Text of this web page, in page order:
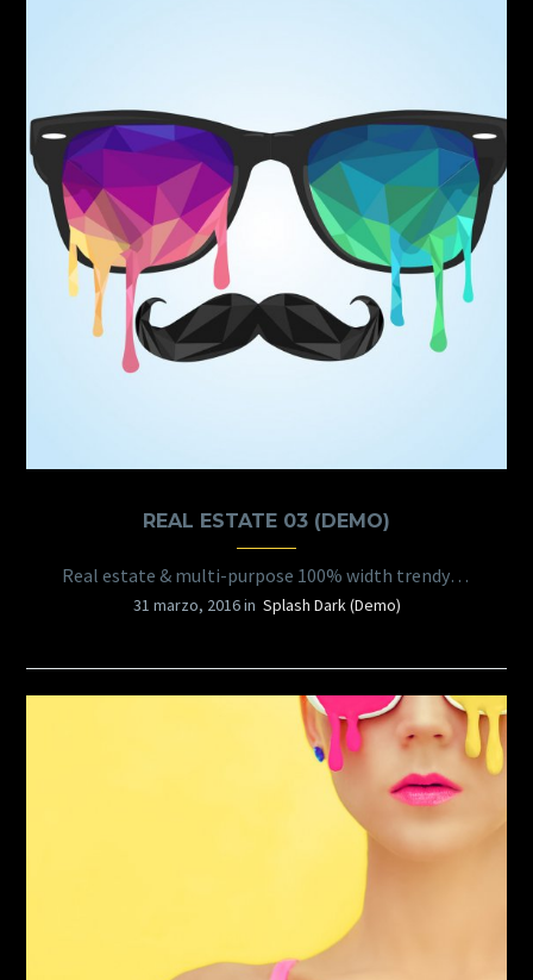
REAL ESTATE 03 (DEMO)
Real estate & multi-purpose 100% width trendy template
31 marzo, 2016 in Splash Dark (Demo)